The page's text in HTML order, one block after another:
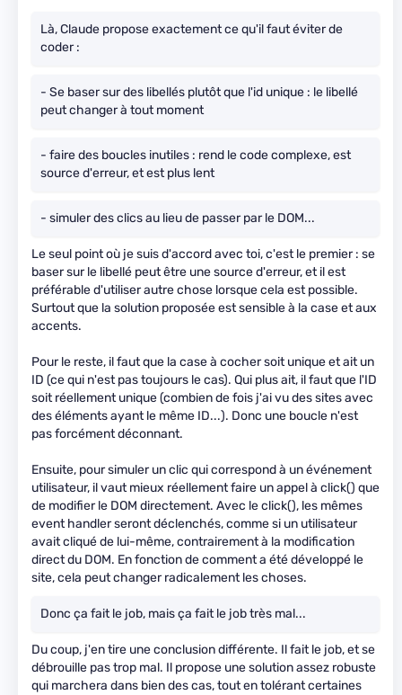
Là, Claude propose exactement ce qu'il faut éviter de
coder :
- Se baser sur des libellés plutôt que l'id unique : le libellé
peut changer à tout moment
- faire des boucles inutiles : rend le code complexe, est
source d'erreur, et est plus lent
- simuler des clics au lieu de passer par le DOM...
Le seul point où je suis d'accord avec toi, c'est le premier : se
baser sur le libellé peut être une source d'erreur, et il est
préférable d'utiliser autre chose lorsque cela est possible.
Surtout que la solution proposée est sensible à la case et aux
accents.
Pour le reste, il faut que la case à cocher soit unique et ait un
ID (ce qui n'est pas toujours le cas). Qui plus ait, il faut que l'ID
soit réellement unique (combien de fois j'ai vu des sites avec
des éléments ayant le même ID...). Donc une boucle n'est
pas forcément déconnant.
Ensuite, pour simuler un clic qui correspond à un événement
utilisateur, il vaut mieux réellement faire un appel à click() que
de modifier le DOM directement. Avec le click(), les mêmes
event handler seront déclenchés, comme si un utilisateur
avait cliqué de lui-même, contrairement à la modification
direct du DOM. En fonction de comment a été développé le
site, cela peut changer radicalement les choses.
Donc ça fait le job, mais ça fait le job très mal...
Du coup, j'en tire une conclusion différente. Il fait le job, et se
débrouille pas trop mal. Il propose une solution assez robuste
qui marchera dans bien des cas, tout en tolérant certaines